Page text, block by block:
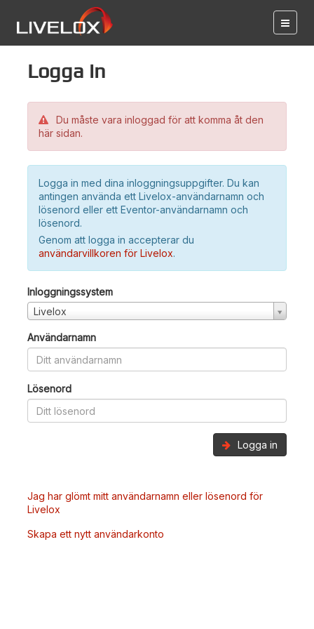
Logga in
Du måste vara inloggad för att komma åt den
här sidan.
Logga in med dina inloggningsuppgifter. Du kan
antingen använda ett Livelox-användarnamn och
lösenord eller ett Eventor-användarnamn och
lösenord.
Genom att logga in accepterar du
användarvillkoren för Livelox.
Inloggningssystem
Livelox
Användarnamn
Lösenord
Logga in
Jag har glömt mitt användarnamn eller lösenord för
Livelox
Skapa ett nytt användarkonto